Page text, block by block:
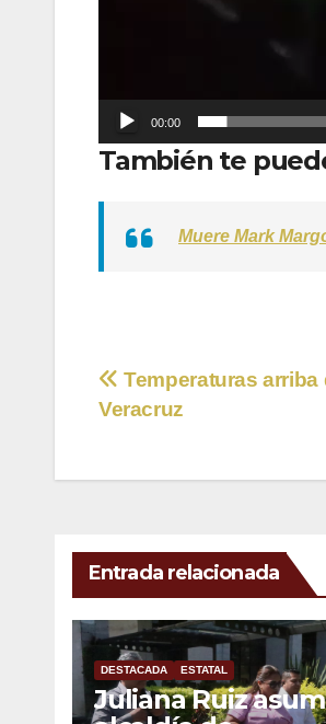
00:00
También te
Muere Mark
Navegación
entradas
Temperaturas arriba
Veracruz
Entrada relacionada
DESTACADA ESTATAL
Juliana Ruiz